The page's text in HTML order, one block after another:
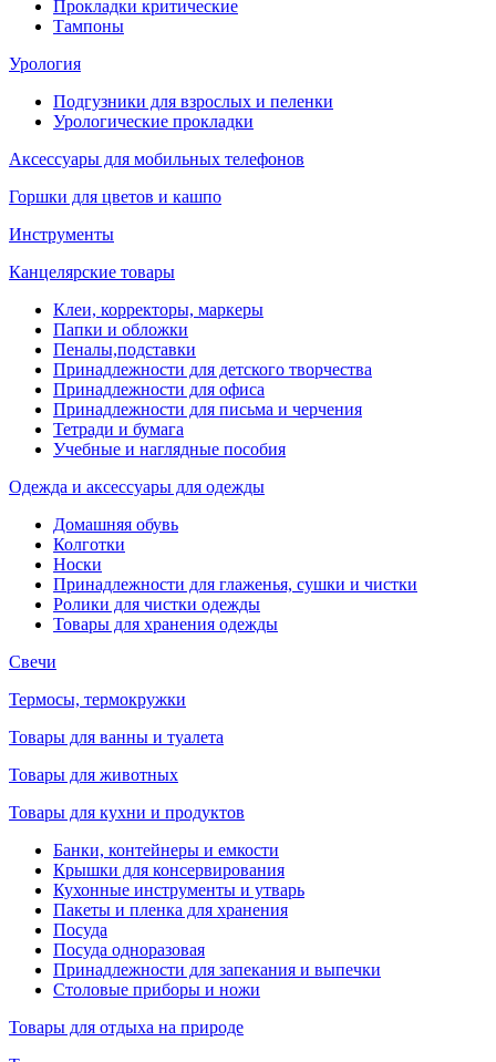
Прокладки критические
Тампоны
Урология
Подгузники для взрослых и пеленки
Урологические прокладки
Аксессуары для мобильных телефонов
Горшки для цветов и кашпо
Инструменты
Канцелярские товары
Клеи, корректоры, маркеры
Папки и обложки
Пеналы,подставки
Принадлежности для детского творчества
Принадлежности для офиса
Принадлежности для письма и черчения
Тетради и бумага
Учебные и наглядные пособия
Одежда и аксессуары для одежды
Домашняя обувь
Колготки
Носки
Принадлежности для глаженья, сушки и чистки
Ролики для чистки одежды
Товары для хранения одежды
Свечи
Термосы, термокружки
Товары для ванны и туалета
Товары для животных
Товары для кухни и продуктов
Банки, контейнеры и емкости
Крышки для консервирования
Кухонные инструменты и утварь
Пакеты и пленка для хранения
Посуда
Посуда одноразовая
Принадлежности для запекания и выпечки
Столовые приборы и ножи
Товары для отдыха на природе